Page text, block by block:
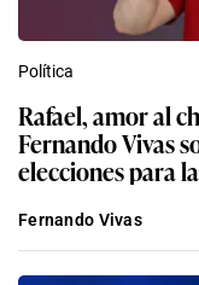
Rafael, amor al
Fernando Vivas
elecciones para
Fernando Vivas